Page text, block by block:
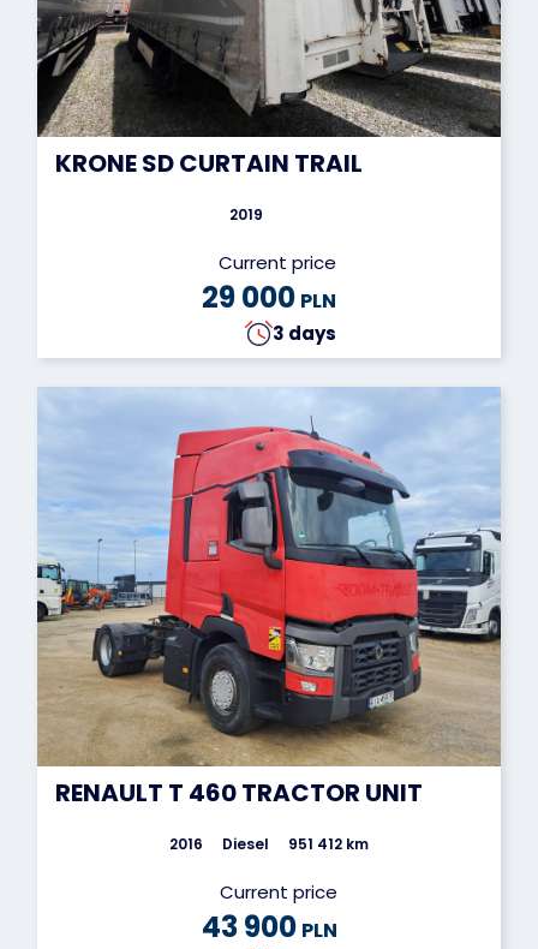
KRONE SD CURTAIN TRAIL
2019
Current price
29 000 PLN
3 days
RENAULT T 460 TRACTOR UNIT
2016 Diesel 951 412 km
Current price
43 900 PLN